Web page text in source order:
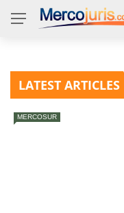
LATEST ARTICLES
MERCOSUR